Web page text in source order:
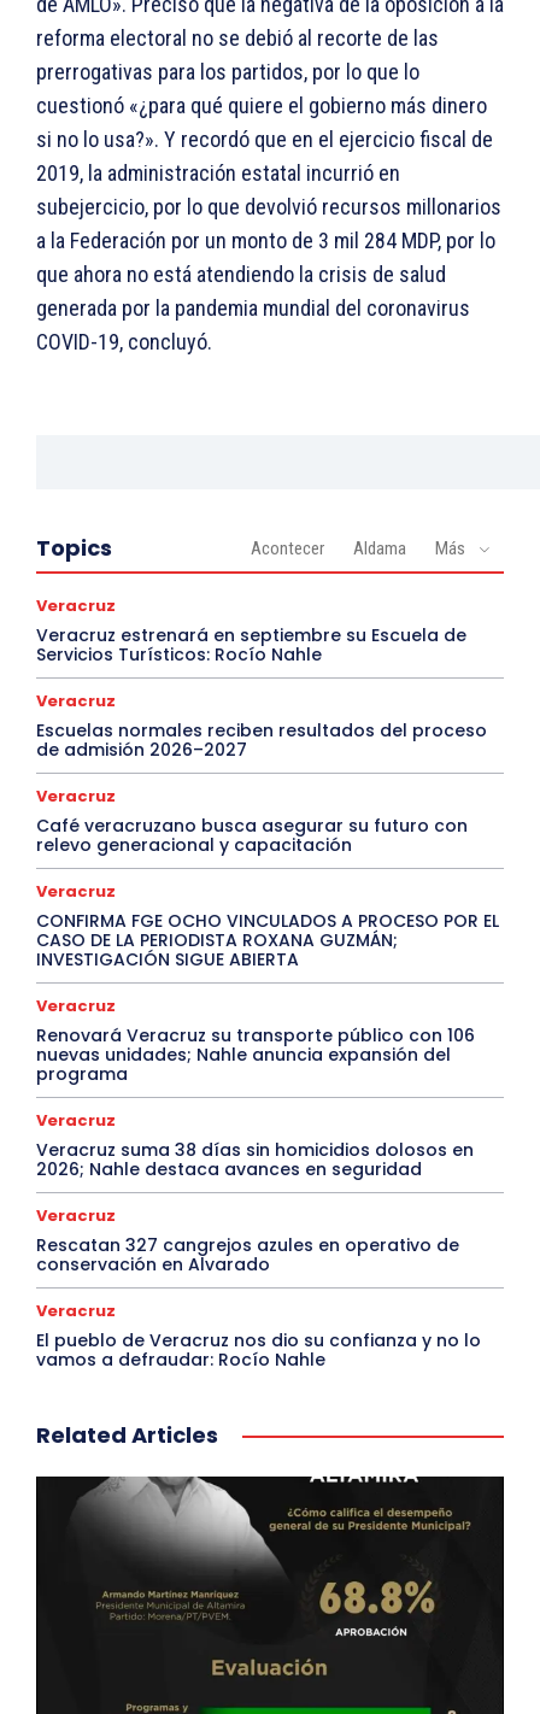
reforma electoral no se debió al recorte de las
prerrogativas para los partidos, por lo que lo
cuestionó «¿para qué quiere el gobierno más dinero
si no lo usa?». Y recordó que en el ejercicio fiscal de
2019, la administración estatal incurrió en
subejercicio, por lo que devolvió recursos millonarios
a la Federación por un monto de 3 mil 284 MDP, por lo
que ahora no está atendiendo la crisis de salud
generada por la pandemia mundial del coronavirus
COVID-19, concluyó.
Topics Acontecer Aldama Más
Veracruz
Veracruz estrenará en septiembre su Escuela de
Servicios Turísticos: Rocío Nahle
Veracruz
Escuelas normales reciben resultados del proceso
de admisión 2026–2027
Veracruz
Café veracruzano busca asegurar su futuro con
relevo generacional y capacitación
Veracruz
CONFIRMA FGE OCHO VINCULADOS A PROCESO POR EL
CASO DE LA PERIODISTA ROXANA GUZMÁN;
INVESTIGACIÓN SIGUE ABIERTA
Veracruz
Renovará Veracruz su transporte público con 106
nuevas unidades; Nahle anuncia expansión del
programa
Veracruz
Veracruz suma 38 días sin homicidios dolosos en
2026; Nahle destaca avances en seguridad
Veracruz
Rescatan 327 cangrejos azules en operativo de
conservación en Alvarado
Veracruz
El pueblo de Veracruz nos dio su confianza y no lo
vamos a defraudar: Rocío Nahle
Related Articles